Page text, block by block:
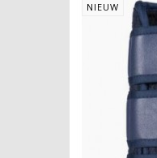
NIEUW